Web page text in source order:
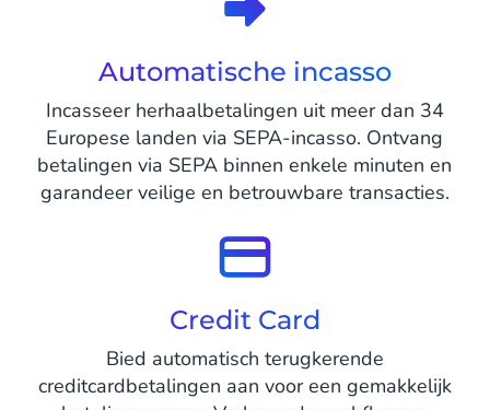
Automatische incasso
Incasseer herhaalbetalingen uit meer dan 34
Europese landen via SEPA-incasso. Ontvang
betalingen via SEPA binnen enkele minuten en
garandeer veilige en betrouwbare transacties.
Credit Card
Bied automatisch terugkerende
creditcardbetalingen aan voor een gemakkelijk